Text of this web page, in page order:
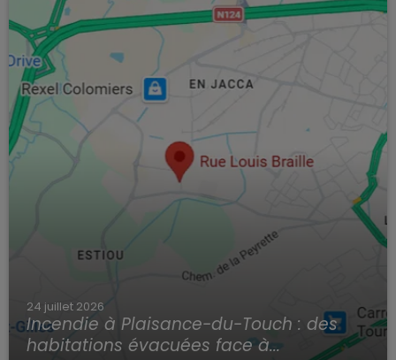
24 juillet 2026
Incendie à Plaisance-du-Touch : des
habitations évacuées face à...